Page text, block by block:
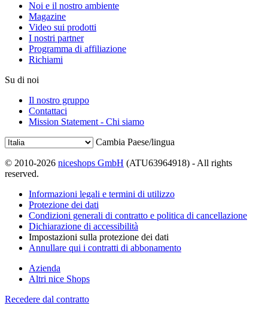
Noi e il nostro ambiente
Magazine
Video sui prodotti
I nostri partner
Programma di affiliazione
Richiami
Su di noi
Il nostro gruppo
Contattaci
Mission Statement - Chi siamo
Cambia Paese/lingua
© 2010-2026 niceshops GmbH (ATU63964918) - All rights
reserved.
Informazioni legali e termini di utilizzo
Protezione dei dati
Condizioni generali di contratto e politica di cancellazione
Dichiarazione di accessibilità
Impostazioni sulla protezione dei dati
Annullare qui i contratti di abbonamento
Azienda
Altri nice Shops
Recedere dal contratto